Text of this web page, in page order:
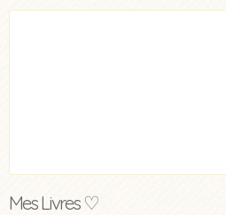
Mes Livres ♡